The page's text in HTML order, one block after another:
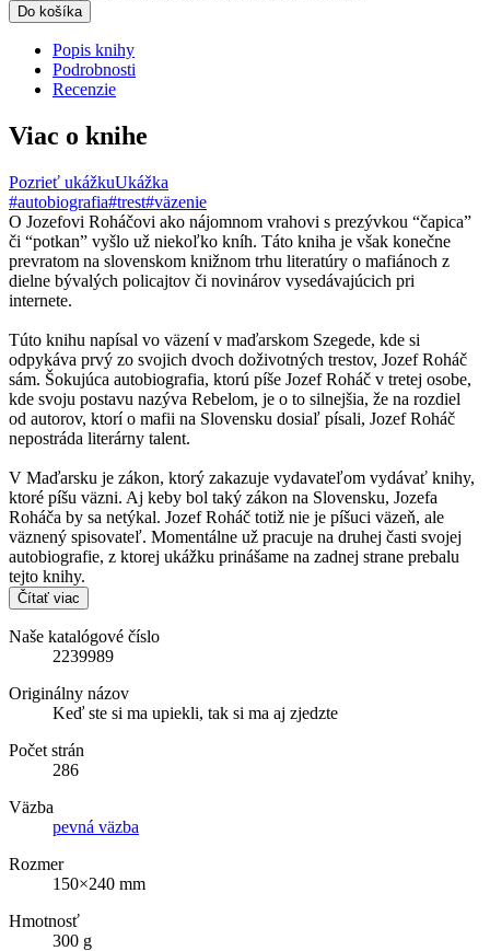
Do košíka
Popis knihy
Podrobnosti
Recenzie
Viac o knihe
Pozrieť ukážkuUkážka
#autobiografia#trest#väzenie
O Jozefovi Roháčovi ako nájomnom vrahovi s prezývkou “čapica”
či “potkan” vyšlo už niekoľko kníh. Táto kniha je však konečne
prevratom na slovenskom knižnom trhu literatúry o mafiánoch z
dielne bývalých policajtov či novinárov vysedávajúcich pri
internete.
Túto knihu napísal vo väzení v maďarskom Szegede, kde si
odpykáva prvý zo svojich dvoch doživotných trestov, Jozef Roháč
sám. Šokujúca autobiografia, ktorú píše Jozef Roháč v tretej osobe,
kde svoju postavu nazýva Rebelom, je o to silnejšia, že na rozdiel
od autorov, ktorí o mafii na Slovensku dosiaľ písali, Jozef Roháč
nepostráda literárny talent.
V Maďarsku je zákon, ktorý zakazuje vydavateľom vydávať knihy,
ktoré píšu väzni. Aj keby bol taký zákon na Slovensku, Jozefa
Roháča by sa netýkal. Jozef Roháč totiž nie je píšuci väzeň, ale
väznený spisovateľ. Momentálne už pracuje na druhej časti svojej
autobiografie, z ktorej ukážku prinášame na zadnej strane prebalu
tejto knihy.
Čítať viac
Naše katalógové číslo
2239989
Originálny názov
Keď ste si ma upiekli, tak si ma aj zjedzte
Počet strán
286
Väzba
pevná väzba
Rozmer
150×240 mm
Hmotnosť
300 g